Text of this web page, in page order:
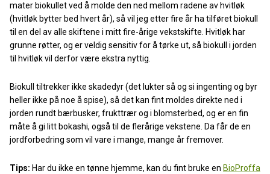
mater biokullet ved å molde den ned mellom radene av hvitløk
(hvitløk bytter bed hvert år), så vil jeg etter fire år ha tilføret biokull
til en del av alle skiftene i mitt fire-årige vekstskifte. Hvitløk har
grunne røtter, og er veldig sensitiv for å tørke ut, så biokull i jorden
til hvitløk vil derfor være ekstra nyttig.
Biokull tiltrekker ikke skadedyr (det lukter så og si ingenting og byr
heller ikke på noe å spise), så det kan fint moldes direkte ned i
jorden rundt bærbusker, frukttrær og i blomsterbed, og er en fin
måte å gi litt bokashi, også til de flerårige vekstene. Da får de en
jordforbedring som vil vare i mange, mange år fremover.
Tips: Har du ikke en tønne hjemme, kan du fint bruke en BioProffa